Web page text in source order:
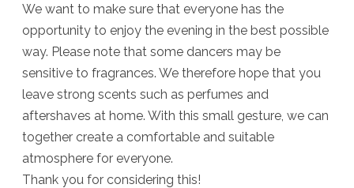
We want to make sure that everyone has the
opportunity to enjoy the evening in the best possible
way. Please note that some dancers may be
sensitive to fragrances. We therefore hope that you
leave strong scents such as perfumes and
aftershaves at home. With this small gesture, we can
together create a comfortable and suitable
atmosphere for everyone.
Thank you for considering this!